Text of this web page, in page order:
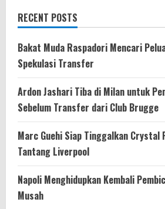
RECENT POSTS
Bakat Muda Raspadori Mencari
Spekulasi Transfer
Ardon Jashari Tiba di Milan untuk
Sebelum Transfer dari Club Brugge
Marc Guehi Siap Tinggalkan Crystal
Tantang Liverpool
Napoli Menghidupkan Kembali
Musah